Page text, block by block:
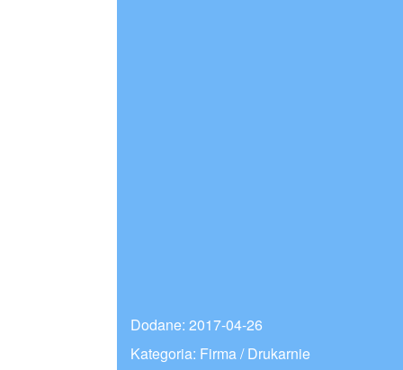
Dodane: 2017-04-26
Kategoria: Firma / Drukarnie